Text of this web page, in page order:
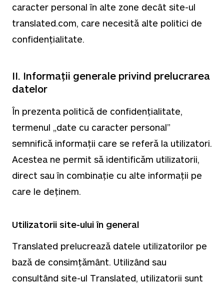
caracter personal în alte zone decât site-ul
translated.com, care necesită alte politici de
confidențialitate.
II. Informații generale privind prelucrarea
datelor
În prezenta politică de confidențialitate,
termenul „date cu caracter personal”
semnifică informații care se referă la utilizatori.
Acestea ne permit să identificăm utilizatorii,
direct sau în combinație cu alte informații pe
care le deținem.
Utilizatorii site-ului în general
Translated prelucrează datele utilizatorilor pe
bază de consimțământ. Utilizând sau
consultând site-ul Translated, utilizatorii sunt